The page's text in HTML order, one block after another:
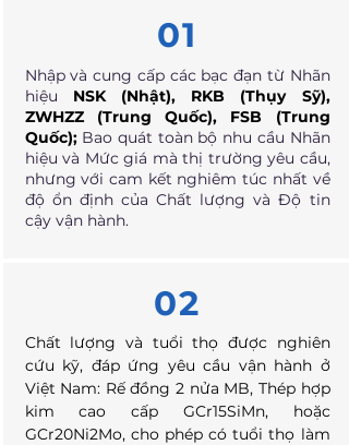
01
Nhập và cung cấp các bạc đạn từ Nhãn
hiệu NSK (Nhật), RKB (Thụy Sỹ),
ZWHZZ (Trung Quốc), FSB (Trung
Quốc); Bao quát toàn bộ nhu cầu Nhãn
hiệu và Mức giá mà thị trường yêu cầu,
nhưng với cam kết nghiêm túc nhất về
độ ổn định của Chất lượng và Độ tin
cậy vận hành.
02
Chất lượng và tuổi thọ được nghiên
cứu kỹ, đáp ứng yêu cầu vận hành ở
Việt Nam: Rế đồng 2 nửa MB, Thép hợp
kim cao cấp GCr15SiMn, hoặc
GCr20Ni2Mo, cho phép có tuổi thọ làm